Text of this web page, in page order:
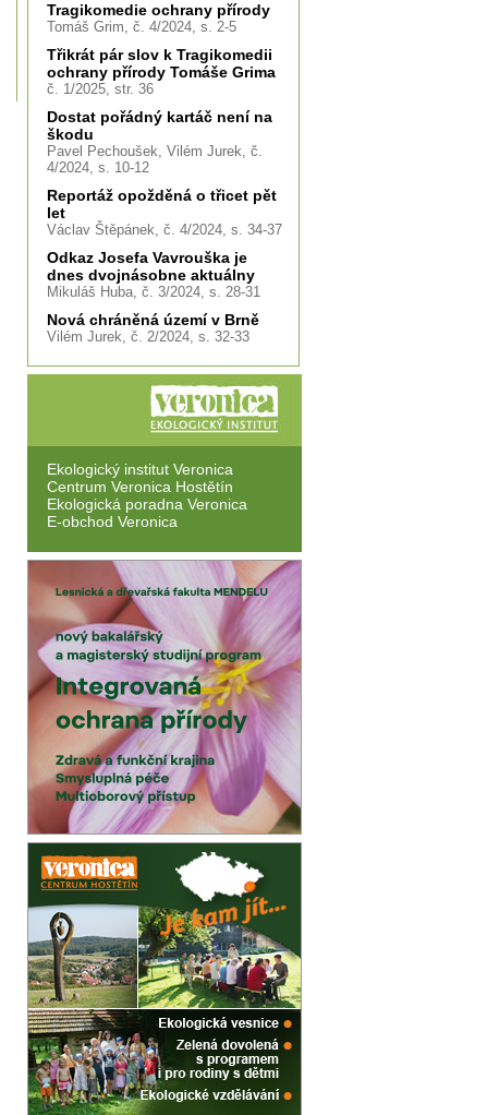
Tragikomedie ochrany přírody
Tomáš Grim, č. 4/2024, s. 2-5
Třikrát pár slov k Tragikomedii
ochrany přírody Tomáše Grima
č. 1/2025, str. 36
Dostat pořádný kartáč není na
škodu
Pavel Pechoušek, Vilém Jurek, č.
4/2024, s. 10-12
Reportáž opožděná o třicet pět
let
Václav Štěpánek, č. 4/2024, s. 34-37
Odkaz Josefa Vavrouška je
dnes dvojnásobne aktuálny
Mikuláš Huba, č. 3/2024, s. 28-31
Nová chráněná území v Brně
Vilém Jurek, č. 2/2024, s. 32-33
Ekologický institut Veronica
Centrum Veronica Hostětín
Ekologická poradna Veronica
E-obchod Veronica